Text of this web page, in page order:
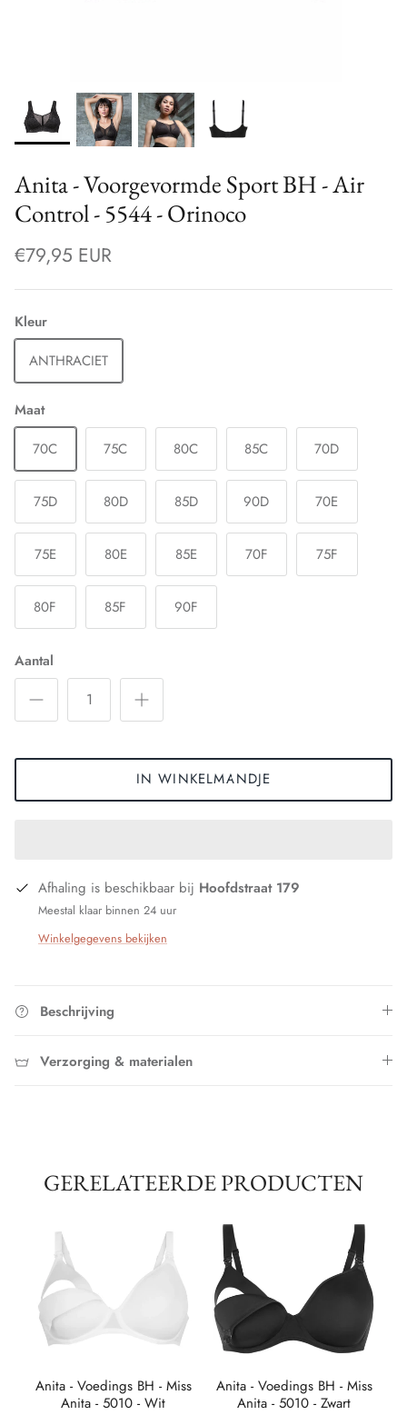
Anita - Voorgevormde Sport BH - Air
Control - 5544 - Orinoco
€79,95 EUR
Kleur
ANTHRACIET
Maat
70C
75C 80C 85C 70D
75D 80D 85D 90D 70E
75E 80E 85E 70F 75F
80F 85F 90F
Aantal
IN WINKELMANDJE
Afhaling is beschikbaar bij Hoofdstraat 179
Meestal klaar binnen 24 uur
Winkelgegevens bekijken
Beschrijving
Verzorging & materialen
GERELATEERDE PRODUCTEN
Anita - Voedings BH - Miss
Anita - 5010 - Wit
Anita - Voedings BH - Miss
Anita - 5010 - Zwart